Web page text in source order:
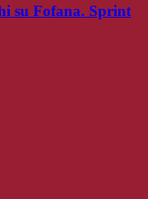
su Fofana. Sprint